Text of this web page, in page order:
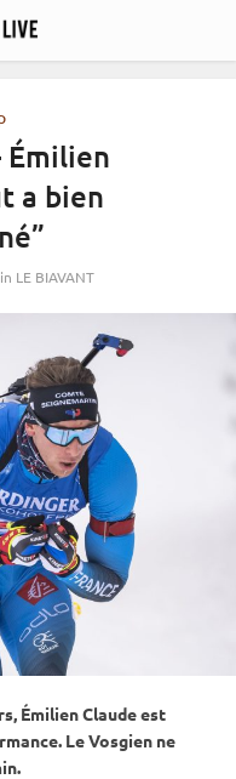
a bien
LE BIAVANT
Émilien Claude est
Le Vosgien ne